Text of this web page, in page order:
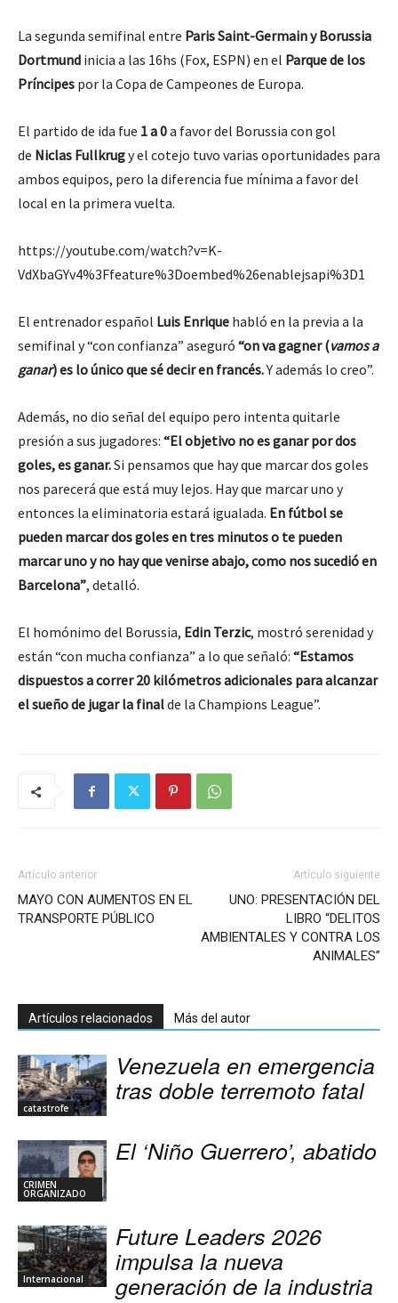
La segunda semifinal entre Paris Saint-Germain y Borussia
Dortmund inicia a las 16hs (Fox, ESPN) en el Parque de los
Príncipes por la Copa de Campeones de Europa.
El partido de ida fue 1 a 0a favor del Borussia con gol
de Niclas Fullkrugy el cotejo tuvo varias oportunidades para
ambos equipos, pero la diferencia fue mínima a favor del
local en la primera vuelta.
https://youtube.com/watch?v=K-
VdXbaGYv4%3Ffeature%3Doembed%26enablejsapi%3D1
El entrenador español Luis Enrique habló en la previa a la
semifinal y “con confianza” aseguró “on va gagner (vamos a
ganar) es lo único que sé decir en francés.Y además lo creo”.
Además, no dio señal del equipo pero intenta quitarle
presión a sus jugadores: “El objetivo no es ganar por dos
goles, es ganar.Si pensamos que hay que marcar dos goles
nos parecerá que está muy lejos. Hay que marcar uno y
entonces la eliminatoria estará igualada. En fútbol se
pueden marcar dos goles en tres minutos o te pueden
marcar uno y no hay que venirse abajo, como nos sucedió en
Barcelona”, detalló.
El homónimo del Borussia, Edin Terzic, mostró serenidad y
están “con mucha confianza” a lo que señaló: “Estamos
dispuestos a correr 20 kilómetros adicionales para alcanzar
el sueño de jugar la finalde la Champions League”.
Artículo anterior
MAYO CON AUMENTOS EN EL
TRANSPORTE PÚBLICO
Artículo siguiente
UNO: PRESENTACIÓN DEL
LIBRO “DELITOS
AMBIENTALES Y CONTRA LOS
ANIMALES”
Artículos relacionados Más del autor
catastrofe
Venezuela en emergencia
tras doble terremoto fatal
CRIMEN
ORGANIZADO
El ‘Niño Guerrero’, abatido
Internacional
Future Leaders 2026
impulsa la nueva
generación de la industria